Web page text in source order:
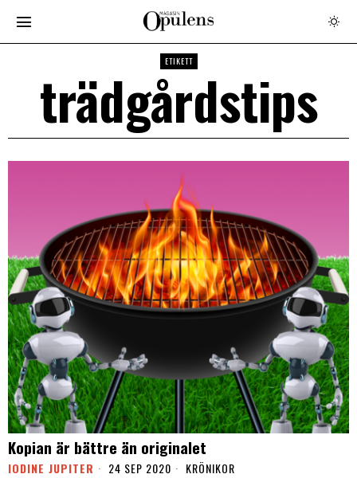
ETIKETT
trädgårdstips
Kopian är bättre än originalet
IODINE JUPITER 24 SEP 2020 KRÖNIKOR